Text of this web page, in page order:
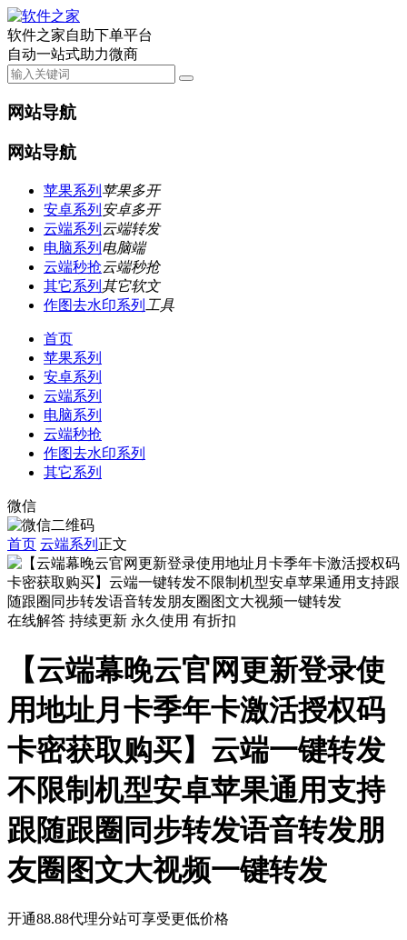
软件之家自助下单平台
自动一站式助力微商
网站导航
网站导航
苹果系列 苹果多开
安卓系列 安卓多开
云端系列 云端转发
电脑系列 电脑端
云端秒抢云端秒抢
其它系列 其它软文
作图去水印系列 工具
首页
苹果系列
安卓系列
云端系列
电脑系列
云端秒抢
作图去水印系列
其它系列
微信
首页 云端系列 正文
在线解答 持续更新 永久使用 有折扣
【云端幕晚云官网更新登录使
用地址月卡季年卡激活授权码
卡密获取购买】云端一键转发
不限制机型安卓苹果通用支持
跟随跟圈同步转发语音转发朋
友圈图文大视频一键转发
开通88.88代理分站可享受更低价格